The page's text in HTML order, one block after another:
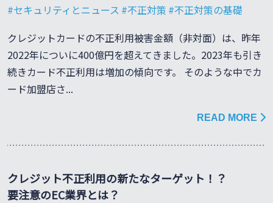
セキュリティとニュース 不正対策
不正対策の基礎
クレジットカードの不正利用被害金額（非対面）は、昨年
2022年についに400億円を超えてきました。2023年も引き
続きカード不正利用は増加の傾向です。 そのような中でカ
ード加盟店さ...
READ MORE
クレジット不正利用の新たなターゲット！？
要注意のEC業界とは？